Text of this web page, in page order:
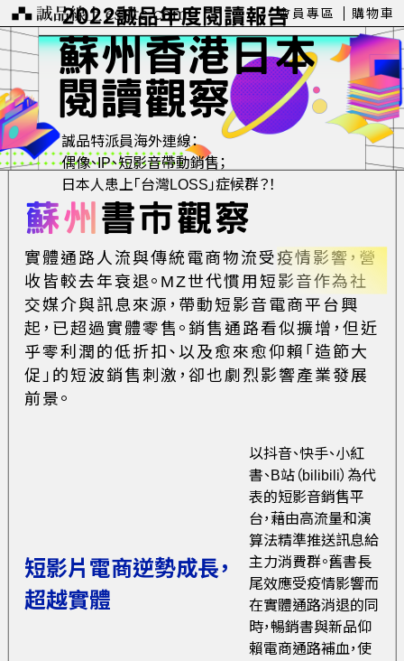
會員專區 購物車
2022誠品年度閱讀報告
蘇州香港日本
閱讀觀察
誠品特派員海外連線：
偶像、IP、短影音帶動銷售；
日本人患上「台灣LOSS」症候群？！
蘇州 書市觀察
實體通路人流與傳統電商物流受疫情影響，營
收皆較去年衰退。MZ世代慣用短影音作為社
交媒介與訊息來源，帶動短影音電商平台興
起，已超過實體零售。銷售通路看似擴增，但近
乎零利潤的低折扣、以及愈來愈仰賴「造節大
促」的短波銷售刺激，卻也劇烈影響產業發展
前景。
短影片電商逆勢成長，
超越實體
以抖音、快手、小紅
書、B站（bilibili）為代
表的短影音銷售平
台，藉由高流量和演
算法精準推送訊息給
主力消費群。舊書長
尾效應受疫情影響而
在實體通路消退的同
時，暢銷書與新品仰
賴電商通路補血，使